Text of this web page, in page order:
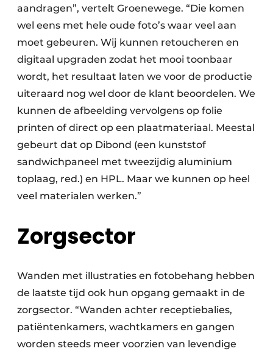
aandragen”, vertelt Groenewege. “Die komen
wel eens met hele oude foto’s waar veel aan
moet gebeuren. Wij kunnen retoucheren en
digitaal upgraden zodat het mooi toonbaar
wordt, het resultaat laten we voor de productie
uiteraard nog wel door de klant beoordelen. We
kunnen de afbeelding vervolgens op folie
printen of direct op een plaatmateriaal. Meestal
gebeurt dat op Dibond (een kunststof
sandwichpaneel met tweezijdig aluminium
toplaag, red.) en HPL. Maar we kunnen op heel
veel materialen werken.”
Zorgsector
Wanden met illustraties en fotobehang hebben
de laatste tijd ook hun opgang gemaakt in de
zorgsector. “Wanden achter receptiebalies,
patiëntenkamers, wachtkamers en gangen
worden steeds meer voorzien van levendige